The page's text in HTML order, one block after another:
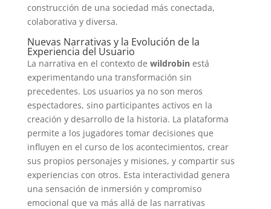
construcción de una sociedad más conectada,
colaborativa y diversa.
Nuevas Narrativas y la Evolución de la
Experiencia del Usuario
La narrativa en el contexto de wildrobinestá
experimentando una transformación sin
precedentes. Los usuarios ya no son meros
espectadores, sino participantes activos en la
creación y desarrollo de la historia. La plataforma
permite a los jugadores tomar decisiones que
influyen en el curso de los acontecimientos, crear
sus propios personajes y misiones, y compartir sus
experiencias con otros. Esta interactividad genera
una sensación de inmersión y compromiso
emocional que va más allá de las narrativas